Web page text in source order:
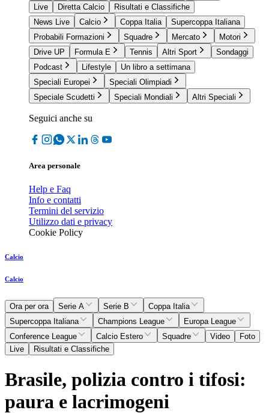
Live
Diretta Calcio
Risultati e Classifiche
News Live
Calcio Coppa Italia
Supercoppa Italiana
Probabili Formazioni
Squadre Mercato
Motori
Drive UP
Formula E Tennis Altri Sport
Sondaggi
Podcast
Lifestyle
Un libro a settimana
Speciali Europei
Speciali Olimpiadi
Speciale Scudetti
Speciali Mondiali Altri Speciali
Seguici anche su
Area personale
Help e Faq
Info e contatti
Termini del servizio
Utilizzo dati e privacy
Cookie Policy
Calcio
Calcio
Ora per ora Serie A Serie B
Coppa Italia
Supercoppa Italiana
Champions League
Europa League
Conference League
Calcio Estero Squadre Video
Foto
Live
Risultati e Classifiche
Brasile, polizia contro i tifosi:
paura e lacrimogeni